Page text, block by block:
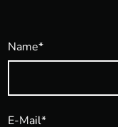
Name*
E-Mail*